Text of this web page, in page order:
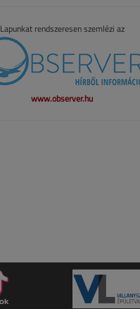
Lapunkat rendszeresen szemlézi az
www.observer.hu